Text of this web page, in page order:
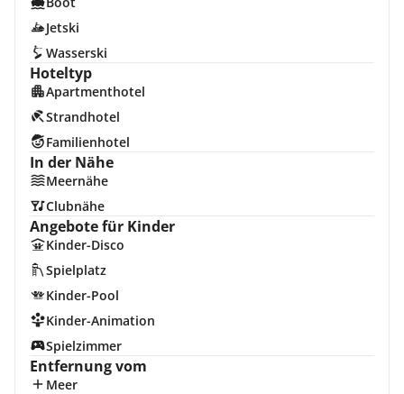
Jetski
Wasserski
Hoteltyp
Apartmenthotel
Strandhotel
Familienhotel
In der Nähe
Meernähe
Clubnähe
Angebote für Kinder
Kinder-Disco
Spielplatz
Kinder-Pool
Kinder-Animation
Spielzimmer
Entfernung vom
Meer